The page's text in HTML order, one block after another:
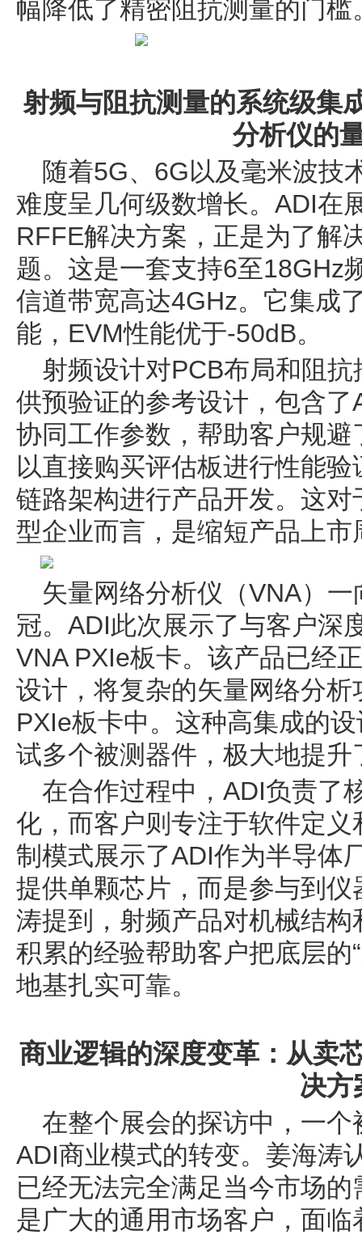
幅降低了精密阻抗测量的门槛
射频与阻抗测量的系统级集
分析仪的
随着5G、6G以及毫米波技
难度呈几何级数增长。ADI在
RFFE解决方案，正是为了解
题。这是一套支持6至18GHz
信道带宽高达4GHz。它集成
能，EVM性能优于-50dB。
射频设计对PCB布局和阻
供预验证的参考设计，包含
协同工作参数，帮助客户规
以直接购买评估板进行性能
链路架构进行产品开发。这
型企业而言，是缩短产品上
矢量网络分析仪（VNA）
冠。ADI此次展示了与客户深
VNA PXIe板卡。该产品已经
设计，将复杂的矢量网络分
PXIe板卡中。这种高集成的
试多个被测器件，极大地提
在合作过程中，ADI负责了
化，而客户则专注于软件定
制模式展示了ADI作为半导体
提供单颗芯片，而是参与到
涛提到，射频产品对机械结
积累的经验帮助客户把底层的
地基扎实可靠。
商业逻辑的深度变革：从卖
决方
在整个展会的探访中，一
ADI商业模式的转变。姜海涛
已经无法完全满足当今市场
是广大的通用市场客户，面